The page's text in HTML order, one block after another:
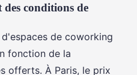
des conditions de
de coworking
fonction de la
offerts. À Paris, le prix